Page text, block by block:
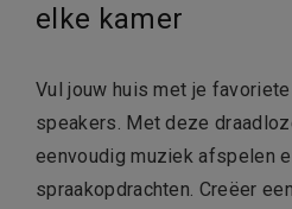
elke kamer
Vul jouw huis met je
speakers. Met deze
eenvoudig muziek afspelen
spraakopdrachten. Creëer